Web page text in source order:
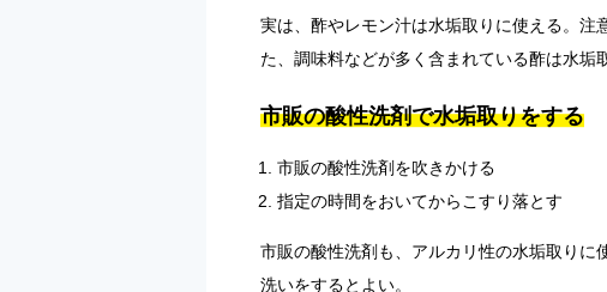
実は、酢やレモン汁は水垢取りに使える。注
た、調味料などが多く含まれている酢は水垢
市販の酸性洗剤で水垢取りをする
市販の酸性洗剤を吹きかける
指定の時間をおいてからこすり落とす
市販の酸性洗剤も、アルカリ性の水垢取りに
洗いをするとよい。